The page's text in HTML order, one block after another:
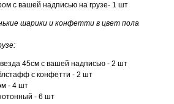
с вашей надписью на грузе- 1 шт
шарики и конфетти в цвет пола
45см с вашей надписью - 2 шт
с конфетти - 2 шт
- 4 шт
- 6 шт